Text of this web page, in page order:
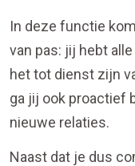
In deze functie
van pas: jij hebt
het tot dienst zijn
ga jij ook proactief
nieuwe relaties.
Naast dat je dus